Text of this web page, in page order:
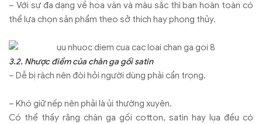
– Với sự đa dạng về hoa văn và màu sắc thì bạn hoàn toàn có
thể lựa chọn sản phẩm theo sở thích hay phong thủy.
3.2. Nhược điểm của chăn ga gối satin
– Dễ bị rách nên đòi hỏi người dùng phải cẩn trọng.
– Khó giữ nếp nên phải là ủi thường xuyên.
Có thể thấy rằng chăn ga gối cotton, satin hay lụa đều có